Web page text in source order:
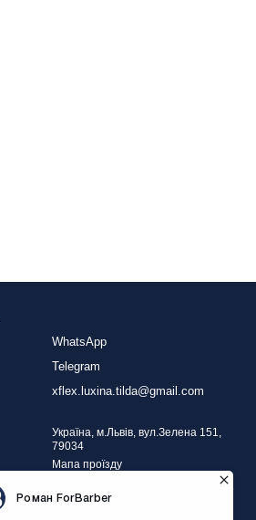
WhatsApp
Telegram
xflex.luxina.tilda@gmail.com
Україна, м.Львів, вул.Зелена 151,
79034
Мапа проїзду